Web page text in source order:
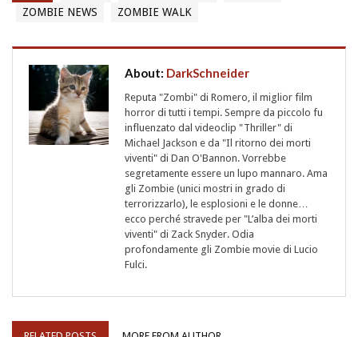
ZOMBIE NEWS
ZOMBIE WALK
About: DarkSchneider
Reputa "Zombi" di Romero, il miglior film
horror di tutti i tempi. Sempre da piccolo fu
influenzato dal videoclip "Thriller" di
Michael Jackson e da "Il ritorno dei morti
viventi" di Dan O'Bannon. Vorrebbe
segretamente essere un lupo mannaro. Ama
gli Zombie (unici mostri in grado di
terrorizzarlo), le esplosioni e le donne…
ecco perché stravede per "L’alba dei morti
viventi" di Zack Snyder. Odia
profondamente gli Zombie movie di Lucio
Fulci.